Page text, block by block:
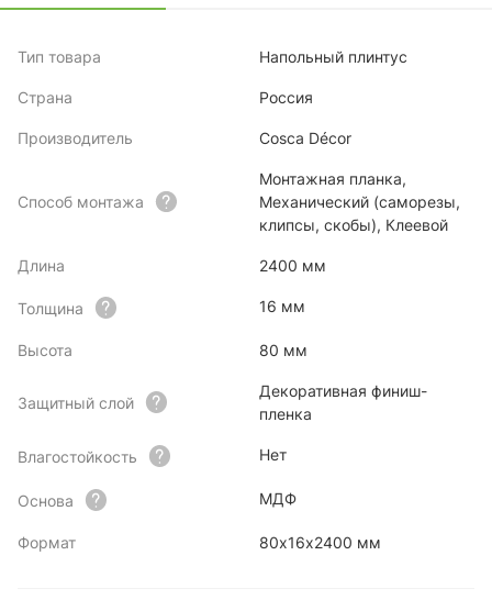
Тип товара Напольный плинтус
Страна Россия
Производитель Cosca Décor
Способ монтажа
Монтажная планка,
Механический (саморезы,
клипсы, скобы), Клеевой
Длина 2400 мм
Толщина 16 мм
Высота 80 мм
Защитный слой
Декоративная финиш-
пленка
Влагостойкость Нет
Основа МДФ
Формат 80x16x2400 мм